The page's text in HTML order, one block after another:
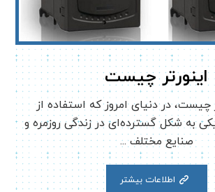
اینورتر چیست
چیست، در دنیای امروز که استفاده از
به شکل گسترده‌ای در زندگی روزمره و
صنایع مختلف ...
اطلاعات بیشتر